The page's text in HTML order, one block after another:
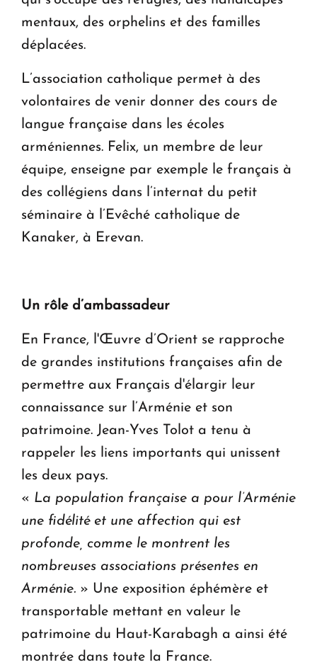
mentaux, des orphelins et des familles
déplacées.
L’association catholique permet à des
volontaires de venir donner des cours de
langue française dans les écoles
arméniennes. Felix, un membre de leur
équipe, enseigne par exemple le français à
des collégiens dans l’internat du petit
séminaire à l’Evêché catholique de
Kanaker, à Erevan.
Un rôle d’ambassadeur
En France, l'Œuvre d’Orient se rapproche
de grandes institutions françaises afin de
permettre aux Français d'élargir leur
connaissance sur l’Arménie et son
patrimoine. Jean-Yves Tolot a tenu à
rappeler les liens importants qui unissent
les deux pays.
« La population française a pour l’Arménie
une fidélité et une affection qui est
profonde, comme le montrent les
nombreuses associations présentes en
Arménie. » Une exposition éphémère et
transportable mettant en valeur le
patrimoine du Haut-Karabagh a ainsi été
montrée dans toute la France.